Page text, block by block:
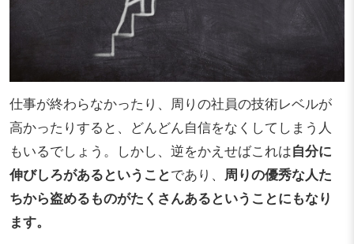
仕事が終わらなかったり、周りの社員の技術レベルが
高かったりすると、どんどん自信をなくしてしまう人
もいるでしょう。しかし、逆をかえせばこれは自分に
伸びしろがあるということであり、 周りの優秀な人た
ちから盗めるものがたくさんあるということにもなり
ます。